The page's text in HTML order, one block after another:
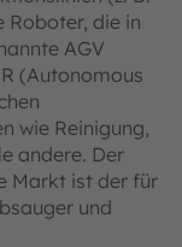
die in
AGV
(Autonomous
wie Reinigung,
andere. Der
Markt ist der für
und